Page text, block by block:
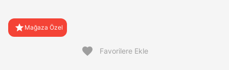
star Mağaza Özel
favorite Favorilere Ekle